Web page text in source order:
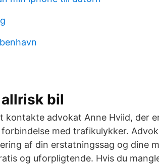
bil
kontakte advokat Anne Hviid, der
med trafikulykker.
af din erstatningssag og dine
og uforpligtende. Hvis du